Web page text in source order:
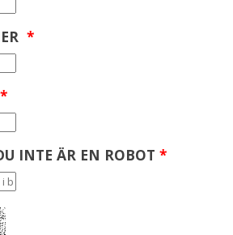
*
*
INTE ÄR EN ROBOT *